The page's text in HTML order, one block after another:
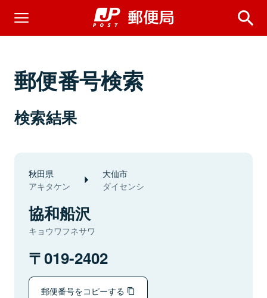
郵便番号検索
検索結果
秋田県
アキタケン
大仙市
ダイセンシ
協和船沢
キョウワフネサワ
019-2402
郵便番号をコピーする